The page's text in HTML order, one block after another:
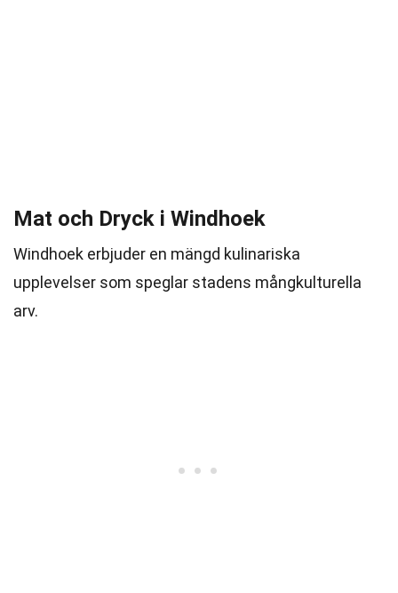
Mat och Dryck i Windhoek
Windhoek erbjuder en mängd kulinariska
upplevelser som speglar stadens mångkulturella
arv.